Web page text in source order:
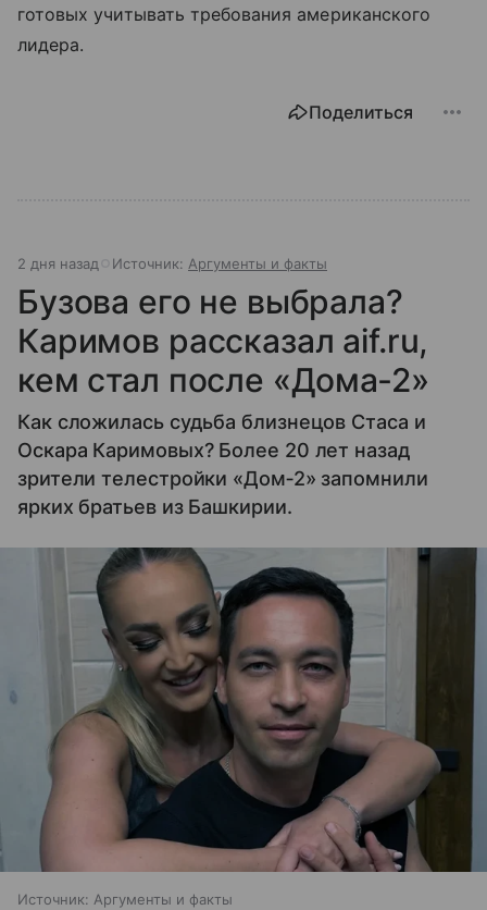
готовых учитывать требования американского
лидера.
Поделиться
2 дня назад Источник: Аргументы и факты
Бузова его не выбрала?
Каримов рассказал aif.ru,
кем стал после «Дома‐2»
Как сложилась судьба близнецов Стаса и
Оскара Каримовых? Более 20 лет назад
зрители телестройки «Дом‐2» запомнили
ярких братьев из Башкирии.
Источник: Аргументы и факты